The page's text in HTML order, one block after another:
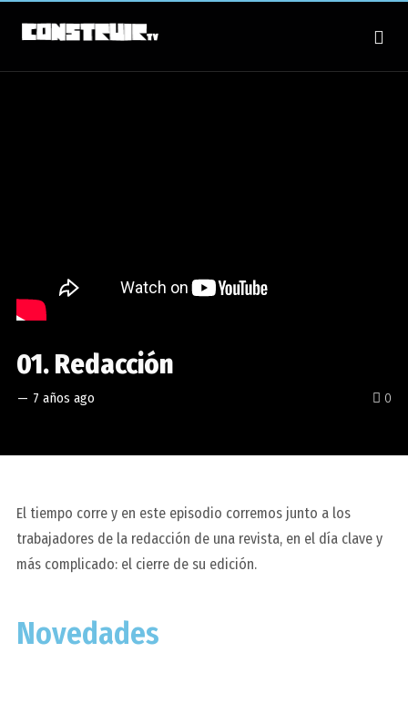
0
01. Redacción
— 7 años ago
El tiempo corre y en este episodio corremos junto a los
trabajadores de la redacción de una revista, en el día clave y
más complicado: el cierre de su edición.
Novedades